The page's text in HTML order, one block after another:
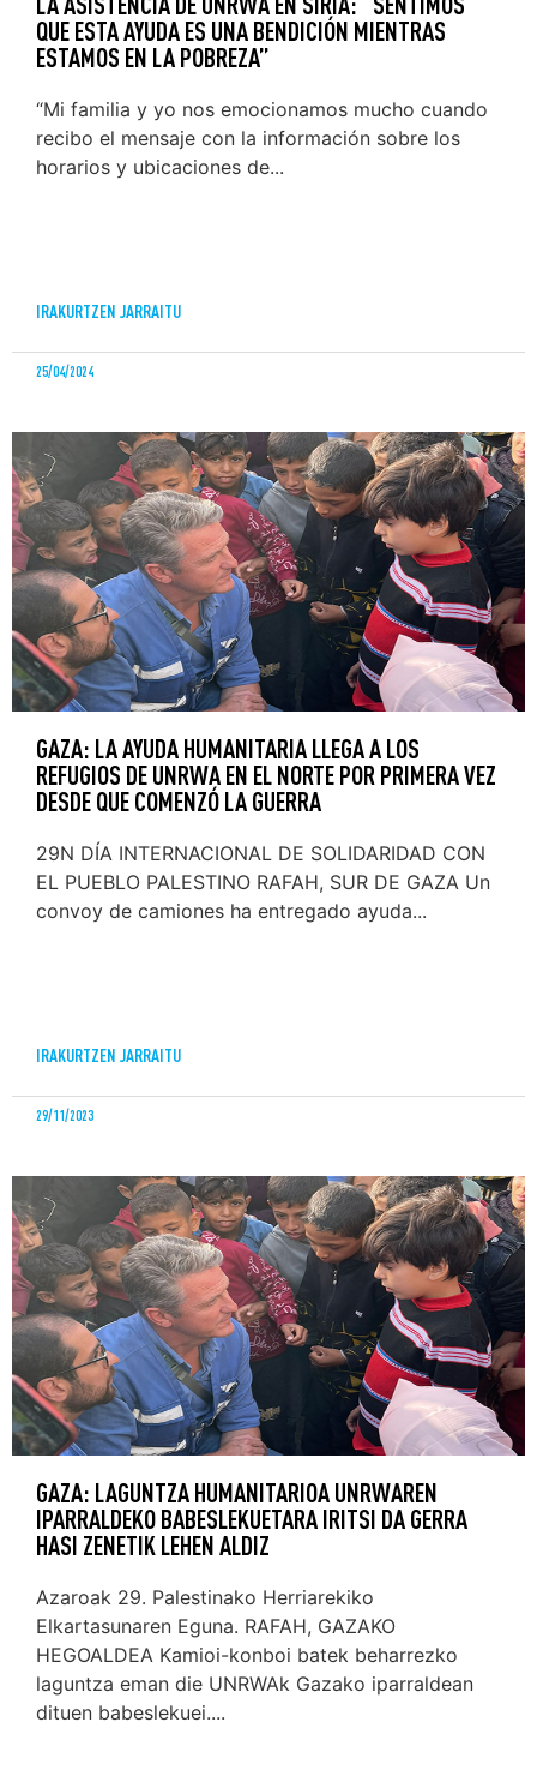
QUE ESTA AYUDA ES UNA BENDICIÓN MIENTRAS
ESTAMOS EN LA POBREZA”
“Mi familia y yo nos emocionamos mucho cuando
recibo el mensaje con la información sobre los
horarios y ubicaciones de...
IRAKURTZEN JARRAITU
25/04/2024
GAZA: LA AYUDA HUMANITARIA LLEGA A LOS
REFUGIOS DE UNRWA EN EL NORTE POR PRIMERA VEZ
DESDE QUE COMENZÓ LA GUERRA
29N DÍA INTERNACIONAL DE SOLIDARIDAD CON
EL PUEBLO PALESTINO RAFAH, SUR DE GAZA Un
convoy de camiones ha entregado ayuda...
IRAKURTZEN JARRAITU
29/11/2023
GAZA: LAGUNTZA HUMANITARIOA UNRWAREN
IPARRALDEKO BABESLEKUETARA IRITSI DA GERRA
HASI ZENETIK LEHEN ALDIZ
Azaroak 29. Palestinako Herriarekiko
Elkartasunaren Eguna. RAFAH, GAZAKO
HEGOALDEA Kamioi-konboi batek beharrezko
laguntza eman die UNRWAk Gazako iparraldean
dituen babeslekuei....